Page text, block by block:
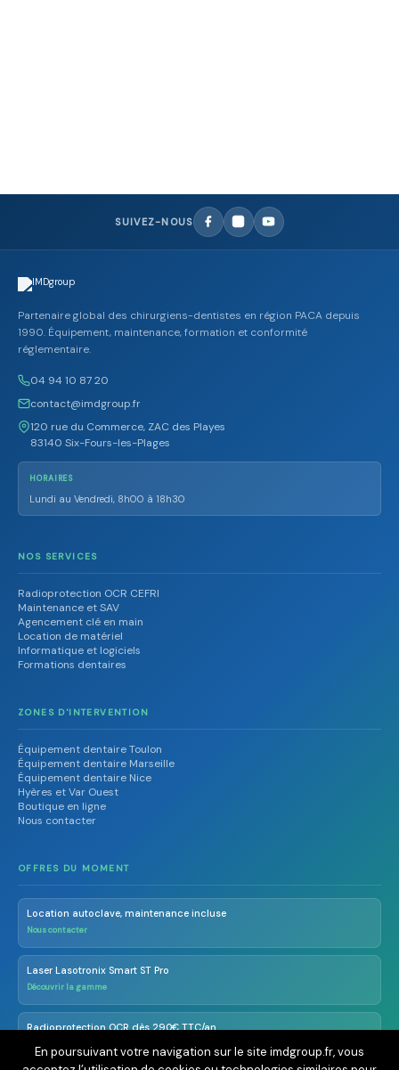
SUIVEZ-NOUS
Partenaire global des chirurgiens-dentistes en région PACA depuis
1990. Équipement, maintenance, formation et conformité
réglementaire.
04 94 10 87 20
contact@imdgroup.fr
120 rue du Commerce, ZAC des Playes
83140 Six-Fours-les-Plages
HORAIRES
Lundi au Vendredi, 8h00 à 18h30
NOS SERVICES
Radioprotection OCR CEFRI
Maintenance et SAV
Agencement clé en main
Location de matériel
Informatique et logiciels
Formations dentaires
ZONES D'INTERVENTION
Équipement dentaire Toulon
Équipement dentaire Marseille
Équipement dentaire Nice
Hyères et Var Ouest
Boutique en ligne
Nous contacter
OFFRES DU MOMENT
Location autoclave, maintenance incluse
Nous contacter
Laser Lasotronix Smart ST Pro
Découvrir la gamme
Radioprotection OCR dès 290€ TTC/an
En poursuivant votre navigation sur le site imdgroup.fr, vous